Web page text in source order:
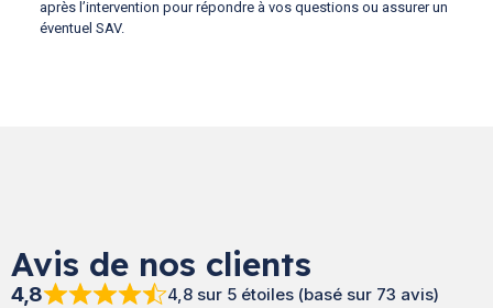
après l’intervention pour répondre à vos questions ou assurer un
éventuel SAV.
Avis de nos clients
4,8 4,8 sur 5 étoiles (basé sur 73 avis)